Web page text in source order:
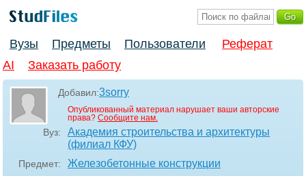
Вузы Предметы Пользователи
Реферат
AI
Заказать работу
Добавил:3sorry
Опубликованный материал нарушает ваши авторские
права? Сообщите нам.
Вуз:
Академия строительства и архитектуры
(филиал КФУ)
Предмет: Железобетонные конструкции